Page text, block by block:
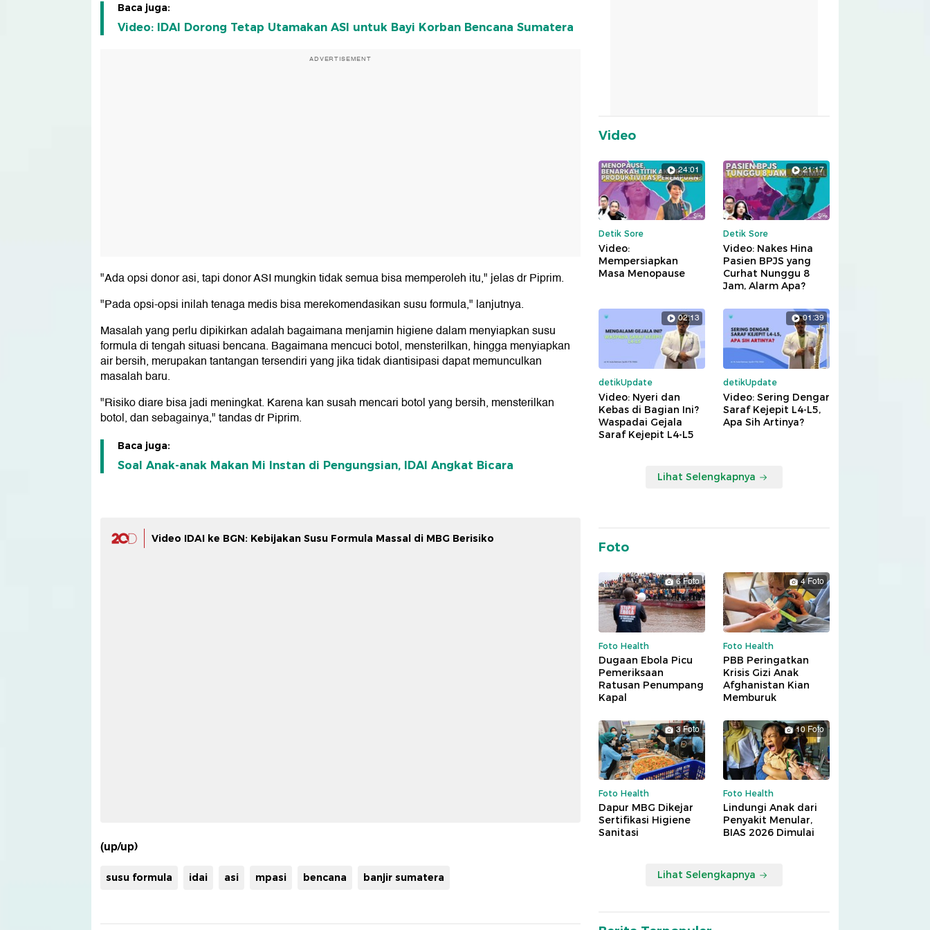
Baca juga:
Video: IDAI Dorong Tetap Utamakan ASI untuk Bayi Korban Bencana Sumatera
ADVERTISEMENT
"Ada opsi donor asi, tapi donor ASI mungkin tidak semua bisa memperoleh itu," jelas dr Piprim.
"Pada opsi-opsi inilah tenaga medis bisa merekomendasikan susu formula," lanjutnya.
Masalah yang perlu dipikirkan adalah bagaimana menjamin higiene dalam menyiapkan susu
formula di tengah situasi bencana. Bagaimana mencuci botol, mensterilkan, hingga menyiapkan
air bersih, merupakan tantangan tersendiri yang jika tidak diantisipasi dapat memunculkan
masalah baru.
"Risiko diare bisa jadi meningkat. Karena kan susah mencari botol yang bersih, mensterilkan
botol, dan sebagainya," tandas dr Piprim.
Baca juga:
Soal Anak-anak Makan Mi Instan di Pengungsian, IDAI Angkat Bicara
Video IDAI ke BGN: Kebijakan Susu Formula Massal di MBG Berisiko
(up/up)
susu formula idai asi mpasi bencana banjir sumatera
Video
24:01
Detik Sore
Video:
Mempersiapkan
Masa Menopause
21:17
Detik Sore
Video: Nakes Hina
Pasien BPJS yang
Curhat Nunggu 8
Jam, Alarm Apa?
02:13
detikUpdate
Video: Nyeri dan
Kebas di Bagian Ini?
Waspadai Gejala
Saraf Kejepit L4-L5
01:39
detikUpdate
Video: Sering Dengar
Saraf Kejepit L4-L5,
Apa Sih Artinya?
Lihat Selengkapnya
Foto
6 Foto
Foto Health
Dugaan Ebola Picu
Pemeriksaan
Ratusan Penumpang
Kapal
4 Foto
Foto Health
PBB Peringatkan
Krisis Gizi Anak
Afghanistan Kian
Memburuk
3 Foto
Foto Health
Dapur MBG Dikejar
Sertifikasi Higiene
Sanitasi
10 Foto
Foto Health
Lindungi Anak dari
Penyakit Menular,
BIAS 2026 Dimulai
Lihat Selengkapnya